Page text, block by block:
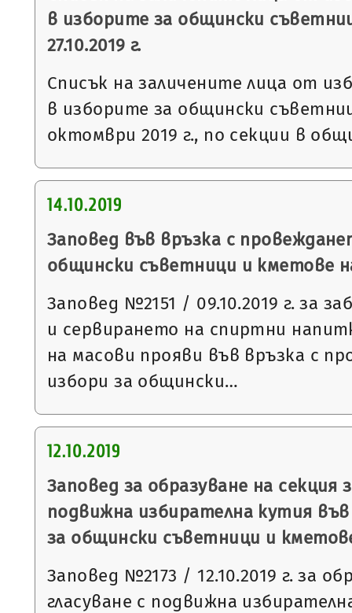
в изборите за общински
27.10.2019 г.
Списък на заличените лица от
в изборите за общински
октомври 2019 г., по секции в
14.10.2019
Заповед във връзка с
общински съветници и кметове на
Заповед №2151 / 09.10.2019 г. за
и сервирането на спиртни
на масови прояви във връзка с
избори за общински…
12.10.2019
Заповед за образуване на секция
подвижна избирателна кутия
за общински съветници и кметове
Заповед №2173 / 12.10.2019 г. за
гласуване с подвижна